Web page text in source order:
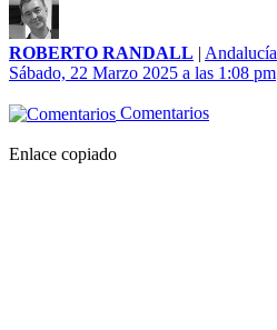
ROBERTO RANDALL | Andalucía
Sábado, 22 Marzo 2025 a las 1:08 pm
Comentarios
Enlace copiado